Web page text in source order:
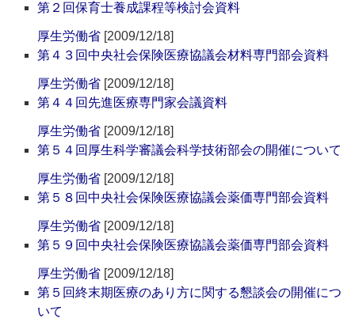
第２回保育士養成課程等検討会資料
厚生労働省 [2009/12/18]
第４３回中央社会保険医療協議会材料専門部会資料
厚生労働省 [2009/12/18]
第４４回先進医療専門家会議資料
厚生労働省 [2009/12/18]
第５４回厚生科学審議会科学技術部会の開催について
厚生労働省 [2009/12/18]
第５８回中央社会保険医療協議会薬価専門部会資料
厚生労働省 [2009/12/18]
第５９回中央社会保険医療協議会薬価専門部会資料
厚生労働省 [2009/12/18]
第５回終末期医療のあり方に関する懇談会の開催につ
いて